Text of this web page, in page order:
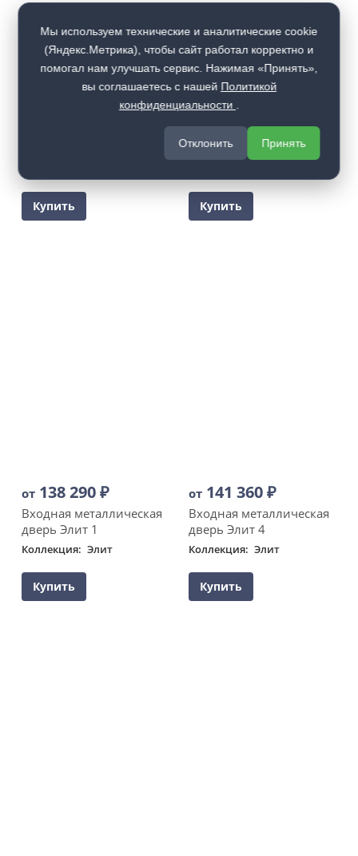
41 400₽
Купить
41 400₽
дверь Флагман 15 с
зеркалом
Купить
от 138 290₽
Входная металлическая
дверь Элит 1
Коллекция Элит
Купить
от 141 360₽
Входная металлическая
дверь Элит 4
Коллекция Элит
Купить
Мы используем технические и аналитические cookie
(Яндекс.Метрика), чтобы сайт работал корректно и
помогал нам улучшать сервис. Нажимая «Принять»,
вы соглашаетесь с нашей Политикой
конфиденциальности
Отклонить Принять